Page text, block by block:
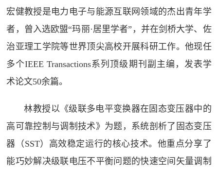
宏健教授是电力电子与能源互联网领域的杰出青年学
者，曾入选欧盟“玛丽·居里学者”，并在剑桥大学、佐
治亚理工学院等世界顶尖高校开展科研工作。他现任
多个IEEE Transactions系列顶级期刊副主编，发表学
术论文50余篇。
林教授以《级联多电平变换器在固态变压器中的
高可靠控制与调制技术》为题，系统剖析了固态变压
器（SST）高效稳定运行的核心技术。他重点分享了
能巧妙解决级联电压不平衡问题的快速空间矢量调制